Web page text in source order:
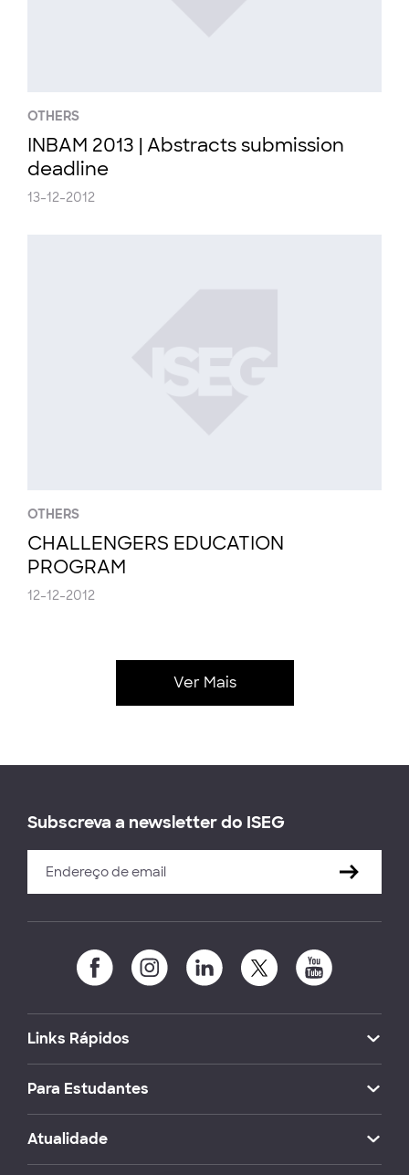
OTHERS
INBAM 2013 | Abstracts submission
deadline
13-12-2012
OTHERS
CHALLENGERS EDUCATION
PROGRAM
12-12-2012
Ver Mais
Subscreva a newsletter do ISEG
Links Rápidos
Para Estudantes
Atualidade